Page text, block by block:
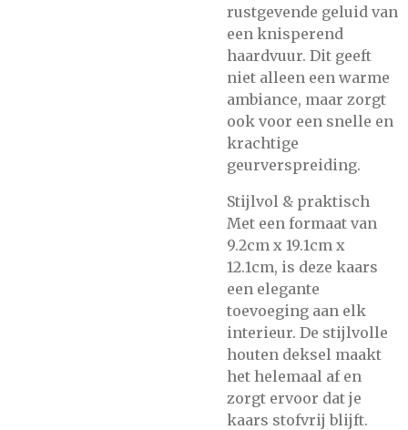
rustgevende geluid van
een knisperend
haardvuur. Dit geeft
niet alleen een warme
ambiance, maar zorgt
ook voor een snelle en
krachtige
geurverspreiding.
Stijlvol & praktisch
Met een formaat van
9.2cm x 19.1cm x
12.1cm, is deze kaars
een elegante
toevoeging aan elk
interieur. De stijlvolle
houten deksel maakt
het helemaal af en
zorgt ervoor dat je
kaars stofvrij blijft.